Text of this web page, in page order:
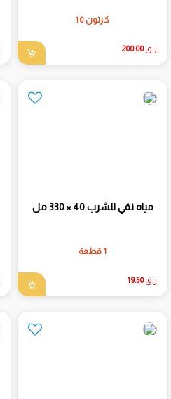
كرتون 10
ر.ق200.00
مياه نقي للشرب 40 × 330 مل
1 قطعة
ر.ق19.50